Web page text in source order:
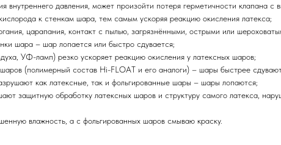
давления, может произойти потеря герметичности клапана с
к стенкам шара, тем самым ускоряя реакцию окисления латекса;
царапания, контакт с пылью, загрязнёнными, острыми или
шара – шар лопается или быстро сдувается;
УФ-ламп) резко ускоряет реакцию окисления у латексных шаров;
(полимерный состав Hi-FLOAT и его аналоги) – шары быстрее
как латексные, так и фольгированные шары – шары лопаются;
защитную обработку латексных шаров и структуру самого латекса,
влажность, а с фольгированных шаров смываю краску.